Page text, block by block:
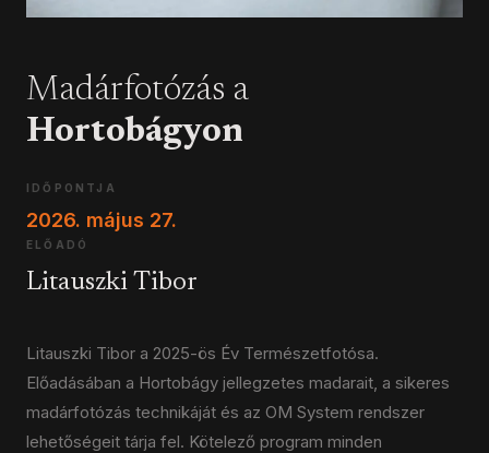
Madárfotózás a
Hortobágyon
IDŐPONTJA
2026. május 27.
ELŐADÓ
Litauszki Tibor
Litauszki Tibor a 2025-ös Év Természetfotósa.
Előadásában a Hortobágy jellegzetes madarait, a sikeres
madárfotózás technikáját és az OM System rendszer
lehetőségeit tárja fel. Kötelező program minden